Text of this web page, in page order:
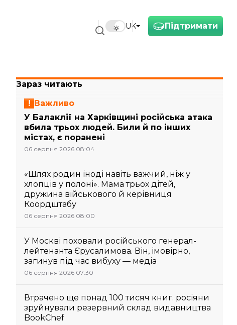
Підтримати
UK
Зараз читають
Важливо
У Балаклії на Харківщині російська атака
вбила трьох людей. Били й по інших
містах, є поранені
06 серпня 2026 08:04
«Шлях родин іноді навіть важчий, ніж у
хлопців у полоні». Мама трьох дітей,
дружина військового й керівниця
Коордштабу
06 серпня 2026 08:00
У Москві поховали російського генерал-
лейтенанта Єрусалимова. Він, імовірно,
загинув під час вибуху — медіа
06 серпня 2026 07:30
Втрачено ще понад 100 тисяч книг. росіяни
зруйнували резервний склад видавництва
BookChef